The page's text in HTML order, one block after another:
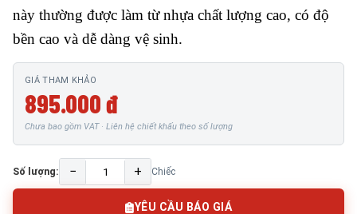
này thường được làm từ nhựa chất lượng cao, có độ
bền cao và dễ dàng vệ sinh.
GIÁ THAM KHẢO
895.000 đ
Chưa bao gồm VAT · Liên hệ chiết khấu theo số lượng
Số lượng: − + Chiếc
YÊU CẦU BÁO GIÁ